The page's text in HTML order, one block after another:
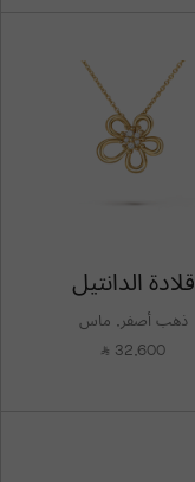
قلادة الدانتيل
ذهب أصفر, ماس
32,600
⃁